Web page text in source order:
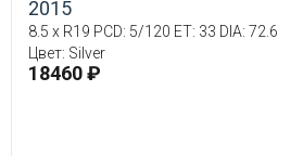
2015
8.5 x R19 PCD: 5/120 ET: 33 DIA: 72.6
Цвет: Silver
18460 ₽